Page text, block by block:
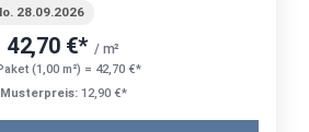
28.09.2026
42,70 €* / m²
(1,00 m²) = 42,70 €*
Musterpreis: 12,90 €*